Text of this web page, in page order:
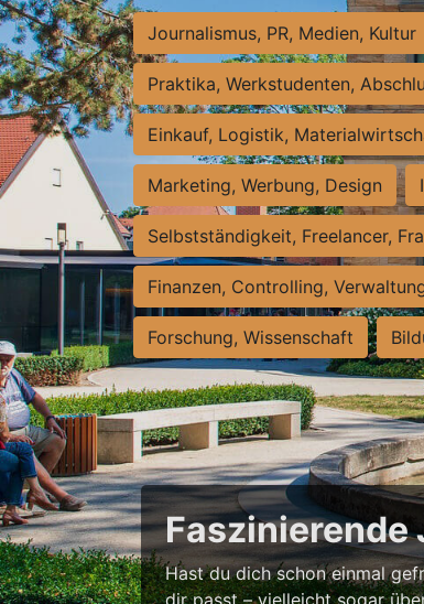
Journalismus, PR, Medien, Kultur
Praktika, Werkstudenten,
Einkauf, Logistik,
Marketing, Werbung, Design
Selbstständigkeit, Freelancer,
Finanzen, Controlling,
Forschung, Wissenschaft
Faszinierende
Hast du dich schon einmal